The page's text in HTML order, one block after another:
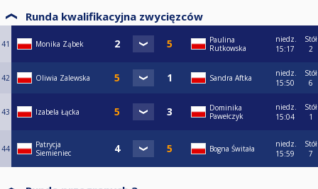
Runda kwalifikacyjna zwycięzców
41 Monika Ząbek
Paulina
Rutkowska
niedz.
15:17
Stół
2
42 Oliwia Zalewska Sandra Aftka
niedz.
15:50
Stół
6
43 Izabela Łącka
Dominika
Pawełczyk
niedz.
15:04
Stół
1
44
Patrycja
Siemieniec
Bogna Świtała
niedz.
15:59
Stół
7